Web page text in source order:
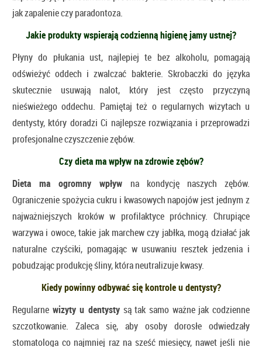
jak zapalenie czy paradontoza.
Jakie produkty wspierają codzienną higienę jamy ustnej?
Płyny do płukania ust, najlepiej te bez alkoholu, pomagają
odświeżyć oddech i zwalczać bakterie. Skrobaczki do języka
skutecznie usuwają nalot, który jest często przyczyną
nieświeżego oddechu. Pamiętaj też o regularnych wizytach u
dentysty, który doradzi Ci najlepsze rozwiązania i przeprowadzi
profesjonalne czyszczenie zębów.
Czy dieta ma wpływ na zdrowie zębów?
Dieta ma ogromny wpływ na kondycję naszych zębów.
Ograniczenie spożycia cukru i kwasowych napojów jest jednym z
najważniejszych kroków w profilaktyce próchnicy. Chrupiące
warzywa i owoce, takie jak marchew czy jabłka, mogą działać jak
naturalne czyściki, pomagając w usuwaniu resztek jedzenia i
pobudzając produkcję śliny, która neutralizuje kwasy.
Kiedy powinny odbywać się kontrole u dentysty?
Regularne wizyty u dentysty są tak samo ważne jak codzienne
szczotkowanie. Zaleca się, aby osoby dorosłe odwiedzały
stomatologa co najmniej raz na sześć miesięcy, nawet jeśli nie